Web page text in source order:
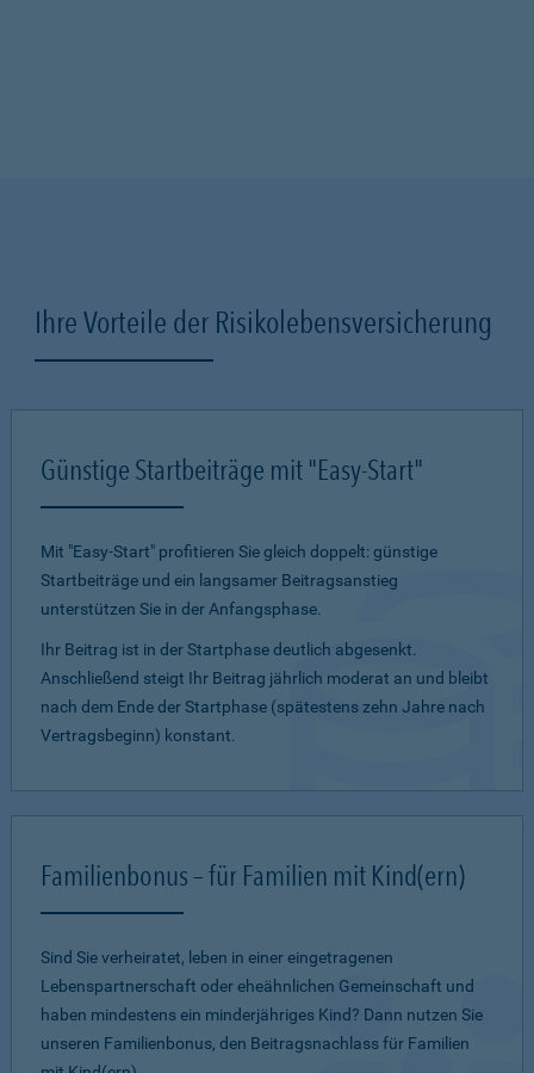
Ihre Vorteile der Risikolebensversicherung
Günstige Startbeiträge mit "Easy-Start"
Mit "Easy-Start" profitieren Sie gleich doppelt: günstige
Startbeiträge und ein lang­samer Beitragsanstieg
unterstützen Sie in der Anfangsphase.
Ihr Beitrag ist in der Startphase deutlich abgesenkt.
Anschließend steigt Ihr Beitrag jährlich moderat an und bleibt
nach dem Ende der Startphase (spätestens zehn Jahre nach
Vertragsbeginn) konstant.
Familienbonus – für Familien mit Kind(ern)
Sind Sie verheiratet, leben in einer eingetragenen
Lebenspartnerschaft oder eheähnlichen Gemeinschaft und
haben mindestens ein minderjähriges Kind? Dann nutzen Sie
unseren Familienbonus, den Beitragsnachlass für Familien